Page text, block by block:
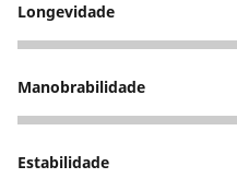
Longevidade
5
Manobrabilidade
5
Estabilidade